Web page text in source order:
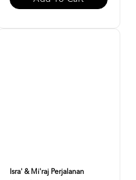
Isra' & Mi'raj Perjalanan